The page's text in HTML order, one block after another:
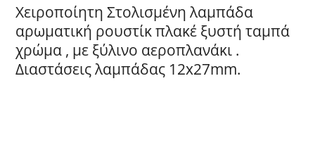
Χειροποίητη Στολισμένη λαμπάδα
αρωματική ρουστίκ πλακέ ξυστή ταμπά
χρώμα , με ξύλινο αεροπλανάκι .
Διαστάσεις λαμπάδας 12x27mm.